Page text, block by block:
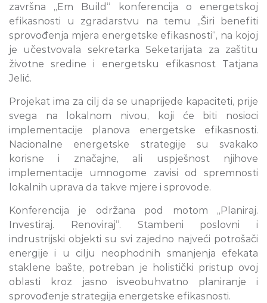
završna „Em Build“ konferencija o energetskoj
efikasnosti u zgradarstvu na temu „Širi benefiti
sprovođenja mjera energetske efikasnosti“, na kojoj
je učestvovala sekretarka Seketarijata za zaštitu
životne sredine i energetsku efikasnost Tatjana
Jelić.
Projekat ima za cilj da se unaprijede kapaciteti, prije
svega na lokalnom nivou, koji će biti nosioci
implementacije planova energetske efikasnosti.
Nacionalne energetske strategije su svakako
korisne i značajne, ali uspješnost njihove
implementacije umnogome zavisi od spremnosti
lokalnih uprava da takve mjere i sprovode.
Konferencija je održana pod motom „Planiraj.
Investiraj. Renoviraj“. Stambeni poslovni i
indrustrijski objekti su svi zajedno najveći potrošači
energije i u cilju neophodnih smanjenja efekata
staklene bašte, potreban je holistički pristup ovoj
oblasti kroz jasno isveobuhvatno planiranje i
sprovođenje strategija energetske efikasnosti.